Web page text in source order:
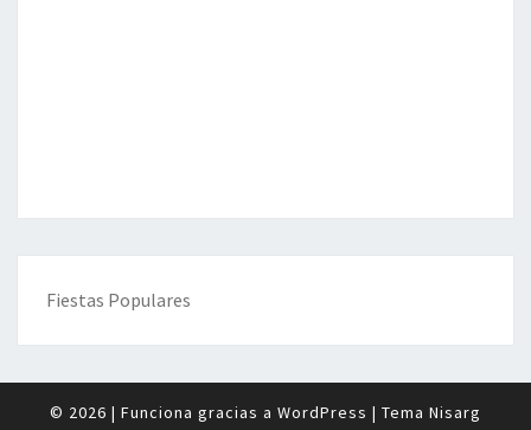
Fiestas Populares
© 2026 | Funciona gracias a WordPress | Tema Nisarg